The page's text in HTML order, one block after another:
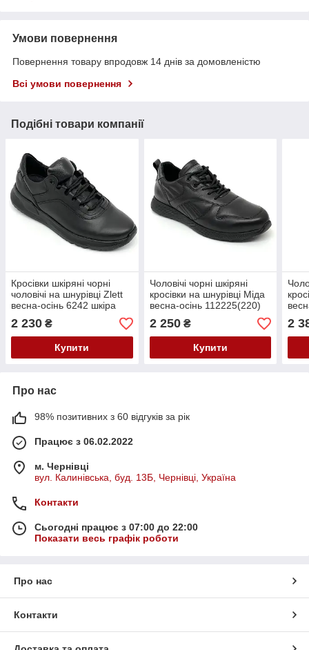
Умови повернення
Повернення товару впродовж 14 днів за домовленістю
Всі умови повернення
Подібні товари компанії
Кросівки шкіряні чорні
чоловічі на шнурівці Zlett
весна-осінь 6242 шкіра
2 230 ₴
Купити
Чоловічі чорні шкіряні
кросівки на шнурівці Міда
весна-осінь 112225(220)
2 250₴
Купити
2
Про нас
98% позитивних з 60 відгуків за рік
Працює з 06.02.2022
м. Чернівці
вул. Калинівська, буд. 13Б, Чернівці, Україна
Контакти
Сьогодні працює з 07:00 до 22:00
Показати весь графік роботи
Про нас
Контакти